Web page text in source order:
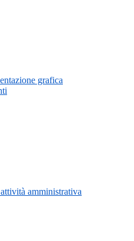
grafica
amministrativa